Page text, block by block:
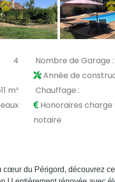
4
Nombre de Garage :
Année de
m² Chauffage :
Honoraires
notaire
cœur du Périgord, découvrez